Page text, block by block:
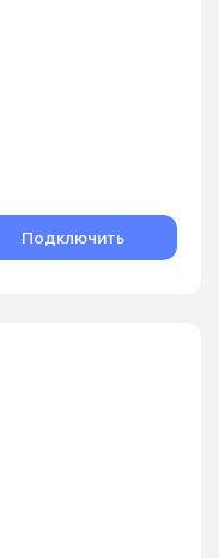
Подключить